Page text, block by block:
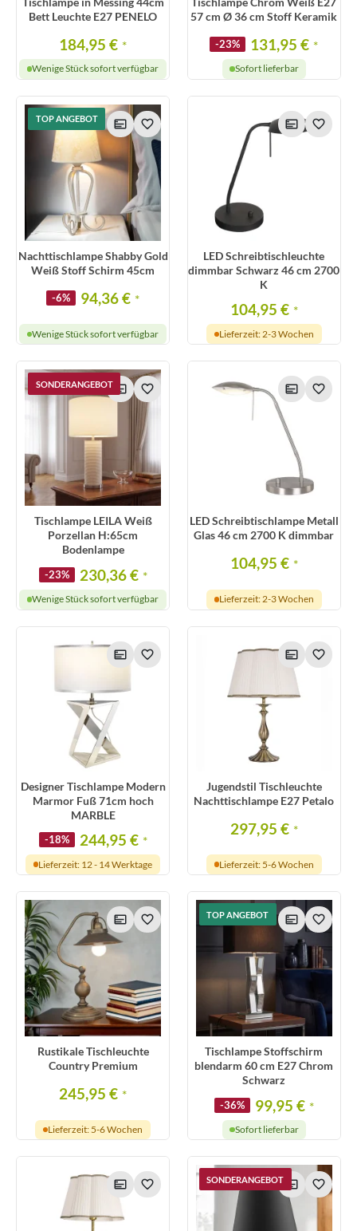
Bett Leuchte E27 PENELO
184,95 € *
Wenige Stück sofort verfügbar
57 cm Ø 36 cm Stoff Keramik
-23% 131,95 € *
Sofort lieferbar
TOP ANGEBOT
Nachttischlampe Shabby Gold
Weiß Stoff Schirm 45cm
-6% 94,36 € *
Wenige Stück sofort verfügbar
LED Schreibtischleuchte
dimmbar Schwarz 46 cm 2700
K
104,95 € *
Lieferzeit: 2-3 Wochen
SONDERANGEBOT
Tischlampe LEILA Weiß
Porzellan H:65cm
Bodenlampe
-23% 230,36 € *
Wenige Stück sofort verfügbar
LED Schreibtischlampe Metall
Glas 46 cm 2700 K dimmbar
104,95 € *
Lieferzeit: 2-3 Wochen
Designer Tischlampe Modern
Marmor Fuß 71cm hoch
MARBLE
-18% 244,95 € *
Lieferzeit: 12 - 14 Werktage
Jugendstil Tischleuchte
Nachttischlampe E27 Petalo
297,95 € *
Lieferzeit: 5-6 Wochen
Rustikale Tischleuchte
Country Premium
245,95 € *
Lieferzeit: 5-6 Wochen
TOP ANGEBOT
Tischlampe Stoffschirm
blendarm 60 cm E27 Chrom
Schwarz
-36% 99,95 € *
Sofort lieferbar
SONDERANGEBOT